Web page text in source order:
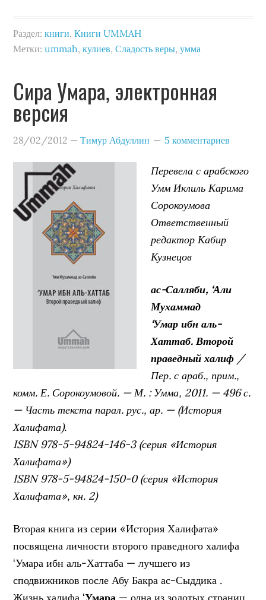
Раздел:книги,Книги UMMAH
Метки:ummah,кулиев,Сладость веры,умма
Сира Умара, электронная
версия
28/02/2012 —Тимур Абдуллин 5 комментариев
Перевела с арабского
Умм Иклиль Карима
Сорокоумова
Ответственный
редактор Кабир
Кузнецов
ас-Салляби, ‘Али
Мухаммад
‘Умар ибн аль-
Хаттаб. Второй
праведный халиф /
Пер. с араб., прим.,
комм. Е. Сорокоумовой. — М. : Умма, 2011. — 496 с.
— Часть текста парал. рус., ар. — (История
Халифата).
ISBN 978-5-94824-146-3 (серия «История
Халифата»)
ISBN 978-5-94824-150-0 (серия «История
Халифата», кн. 2)
Вторая книга из серии «История Халифата»
посвящена личности второго праведного халифа
‘Умара ибн аль-Хаттаба — лучшего из
сподвижников после Абу Бакра ас-Сыддика .